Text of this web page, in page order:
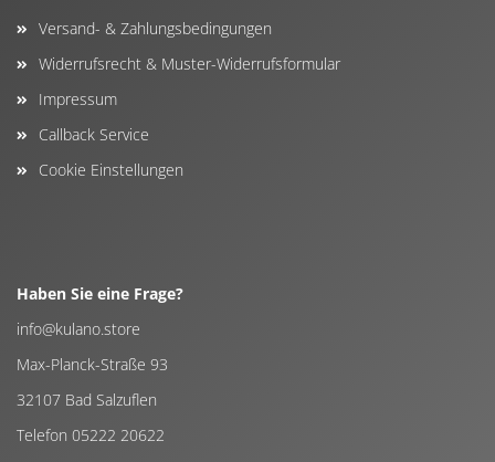
Versand- & Zahlungsbedingungen
Widerrufsrecht & Muster-Widerrufsformular
Impressum
Callback Service
Cookie Einstellungen
Haben Sie eine Frage?
info@kulano.store
Max-Planck-Straße 93
32107 Bad Salzuflen
Telefon 05222 20622